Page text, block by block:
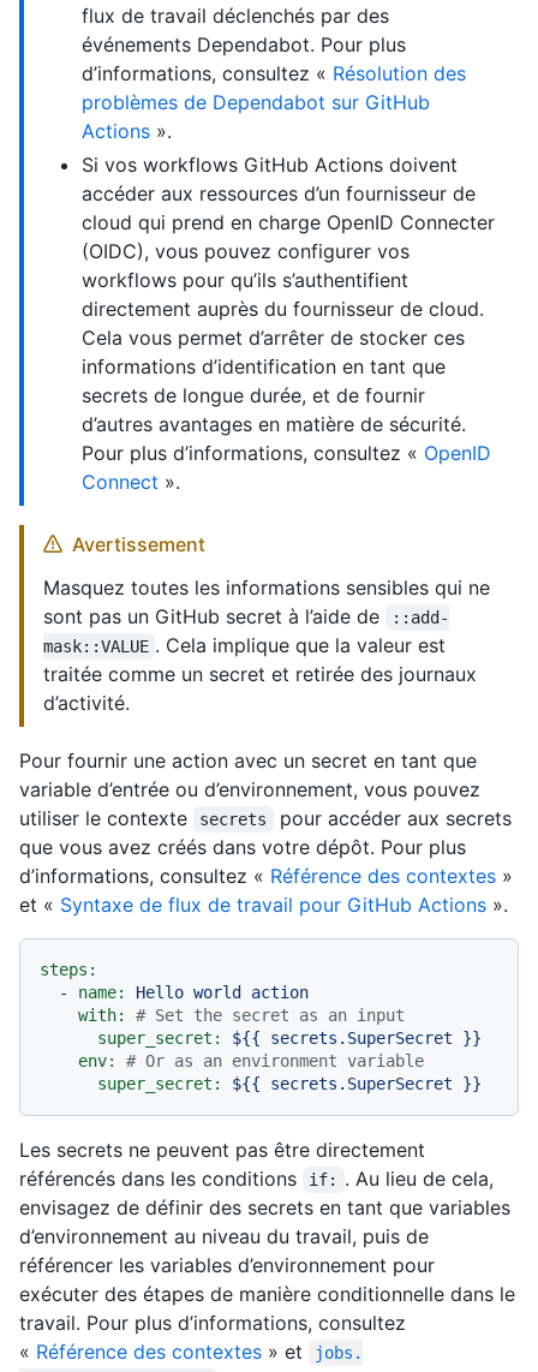
flux de travail déclenchés par des
événements Dependabot. Pour plus
d’informations, consultez « Résolution des
problèmes de Dependabot sur GitHub
Actions ».
Si vos workflows GitHub Actions doivent
accéder aux ressources d’un fournisseur de
cloud qui prend en charge OpenID Connecter
(OIDC), vous pouvez configurer vos
workflows pour qu’ils s’authentifient
directement auprès du fournisseur de cloud.
Cela vous permet d’arrêter de stocker ces
informations d’identification en tant que
secrets de longue durée, et de fournir
d’autres avantages en matière de sécurité.
Pour plus d’informations, consultez « OpenID
Connect ».
Avertissement
Masquez toutes les informations sensibles qui ne
sont pas un GitHub secret à l’aide de
::add-
mask::VALUE . Cela implique que la valeur est
traitée comme un secret et retirée des journaux
d’activité.
Pour fournir une action avec un secret en tant que
variable d’entrée ou d’environnement, vous pouvez
utiliser le contexte
secrets
pour accéder aux secrets
que vous avez créés dans votre dépôt. Pour plus
d’informations, consultez « Référence des contextes »
et « Syntaxe de flux de travail pour GitHub Actions ».
steps:
-
name: Hello world
action
with:
# Set the secret as an input
super_secret:
${{ secrets.SuperSecret
}}
env:
# Or as an environment variable
super_secret:
${{ secrets.SuperSecret }}
Les secrets ne peuvent pas être directement
référencés dans les conditions
if:
. Au lieu de cela,
envisagez de définir des secrets en tant que variables
d’environnement au niveau du travail, puis de
référencer les variables d’environnement pour
exécuter des étapes de manière conditionnelle dans le
travail. Pour plus d’informations, consultez
« Référence des contextes » et
jobs.